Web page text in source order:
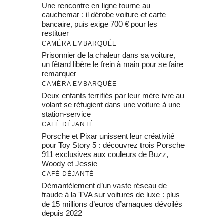
Une rencontre en ligne tourne au
cauchemar : il dérobe voiture et carte
bancaire, puis exige 700 € pour les
restituer
CAMÉRA EMBARQUÉE
Prisonnier de la chaleur dans sa voiture,
un fêtard libère le frein à main pour se faire
remarquer
CAMÉRA EMBARQUÉE
Deux enfants terrifiés par leur mère ivre au
volant se réfugient dans une voiture à une
station-service
CAFÉ DÉJANTÉ
Porsche et Pixar unissent leur créativité
pour Toy Story 5 : découvrez trois Porsche
911 exclusives aux couleurs de Buzz,
Woody et Jessie
CAFÉ DÉJANTÉ
Démantèlement d’un vaste réseau de
fraude à la TVA sur voitures de luxe : plus
de 15 millions d’euros d’arnaques dévoilés
depuis 2022